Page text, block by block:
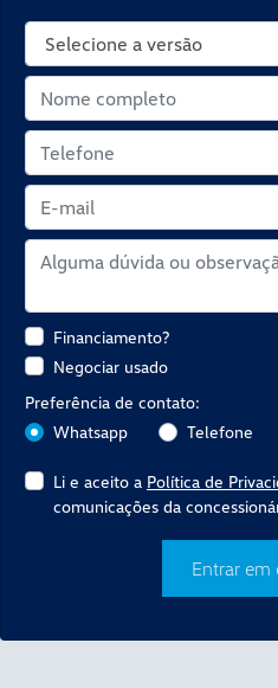
Financiamento?
Negociar usado
Preferência de contato:
Whatsapp
Telefone
Li e aceito a Política de
comunicações da
Entrar em